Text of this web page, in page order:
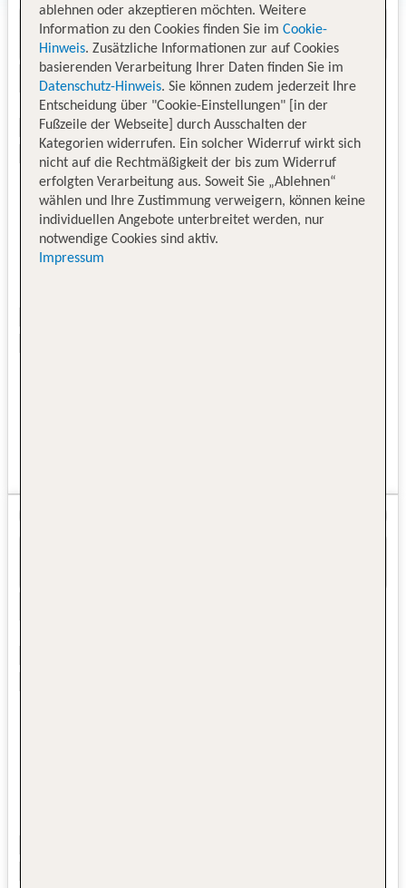
ablehnen oder akzeptieren möchten. Weitere
Information zu den Cookies finden Sie im Cookie-
Hinweis. Zusätzliche Informationen zur auf Cookies
basierenden Verarbeitung Ihrer Daten finden Sie im
Datenschutz-Hinweis. Sie können zudem jederzeit Ihre
Entscheidung über "Cookie-Einstellungen" [in der
Fußzeile der Webseite] durch Ausschalten der
Kategorien widerrufen. Ein solcher Widerruf wirkt sich
nicht auf die Rechtmäßigkeit der bis zum Widerruf
erfolgten Verarbeitung aus. Soweit Sie „Ablehnen“
wählen und Ihre Zustimmung verweigern, können keine
individuellen Angebote unterbreitet werden, nur
notwendige Cookies sind aktiv.
Impressum